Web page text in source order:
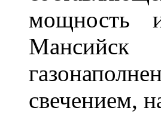
мощность
Мансийск
свечением,